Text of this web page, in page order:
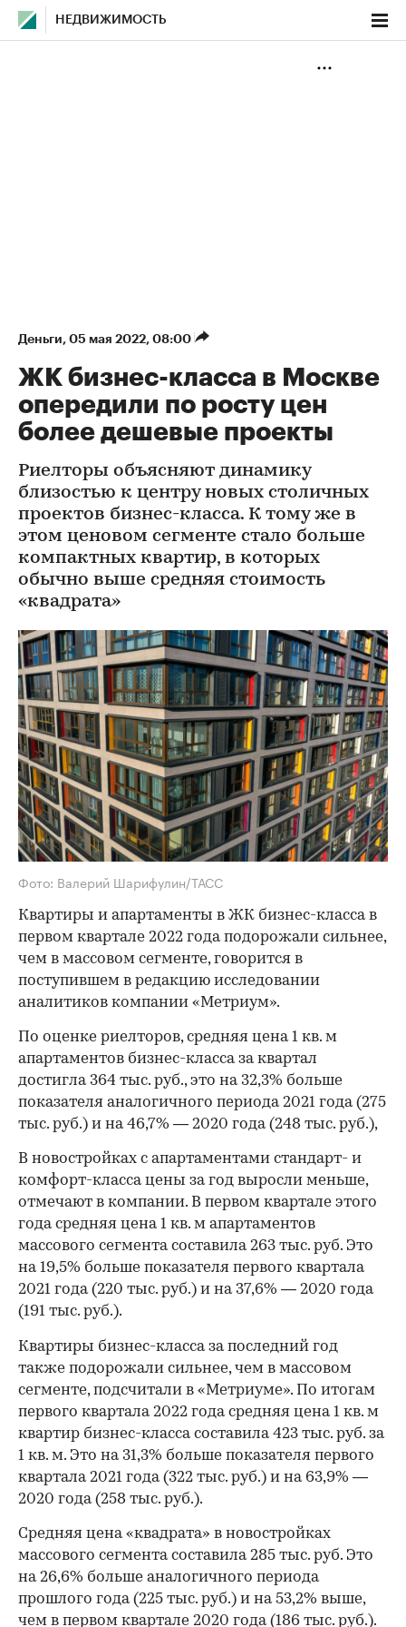
НЕДВИЖИМОСТЬ
Деньги⁠, 05 мая 2022, 08:00
ЖК бизнес-класса в Москве
опередили по росту цен
более дешевые проекты
Риелторы объясняют динамику
близостью к центру новых столичных
проектов бизнес-класса. К тому же в
этом ценовом сегменте стало больше
компактных квартир, в которых
обычно выше средняя стоимость
«квадрата»
Фото: Валерий Шарифулин/ТАСС
Квартиры и апартаменты в ЖК бизнес-класса в
первом квартале 2022 года подорожали сильнее,
чем в массовом сегменте, говорится в
поступившем в редакцию исследовании
аналитиков компании «Метриум».
По оценке риелторов, средняя цена 1 кв. м
апартаментов бизнес-класса за квартал
достигла 364 тыс. руб., это на 32,3% больше
показателя аналогичного периода 2021 года (275
тыс. руб.) и на 46,7% — 2020 года (248 тыс. руб.),
В новостройках с апартаментами стандарт- и
комфорт-класса цены за год выросли меньше,
отмечают в компании. В первом квартале этого
года средняя цена 1 кв. м апартаментов
массового сегмента составила 263 тыс. руб. Это
на 19,5% больше показателя первого квартала
2021 года (220 тыс. руб.) и на 37,6% — 2020 года
(191 тыс. руб.).
Квартиры бизнес-класса за последний год
также подорожали сильнее, чем в массовом
сегменте, подсчитали в «Метриуме». По итогам
первого квартала 2022 года средняя цена 1 кв. м
квартир бизнес-класса составила 423 тыс. руб. за
1 кв. м. Это на 31,3% больше показателя первого
квартала 2021 года (322 тыс. руб.) и на 63,9% —
2020 года (258 тыс. руб.).
Средняя цена «квадрата» в новостройках
массового сегмента составила 285 тыс. руб. Это
на 26,6% больше аналогичного периода
прошлого года (225 тыс. руб.) и на 53,2% выше,
чем в первом квартале 2020 года (186 тыс. руб.).